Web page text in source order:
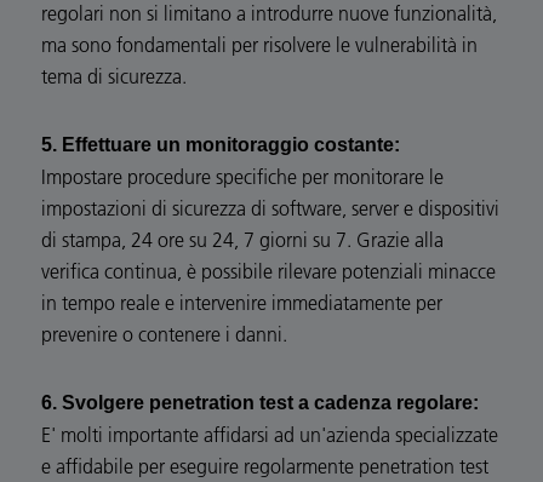
regolari non si limitano a introdurre nuove funzionalità,
ma sono fondamentali per risolvere le vulnerabilità in
tema di sicurezza.
5. Effettuare un monitoraggio costante:
Impostare procedure specifiche per monitorare le
impostazioni di sicurezza di software, server e dispositivi
di stampa, 24 ore su 24, 7 giorni su 7. Grazie alla
verifica continua, è possibile rilevare potenziali minacce
in tempo reale e intervenire immediatamente per
prevenire o contenere i danni.
6. Svolgere penetration test a cadenza regolare:
E' molti importante affidarsi ad un'azienda specializzate
e affidabile per eseguire regolarmente penetration test